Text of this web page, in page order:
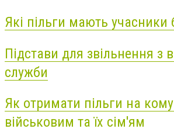
Які пільги мають учасники
Підстави для звільнення з
служби
Як отримати пільги на
військовим та їх сім'ям